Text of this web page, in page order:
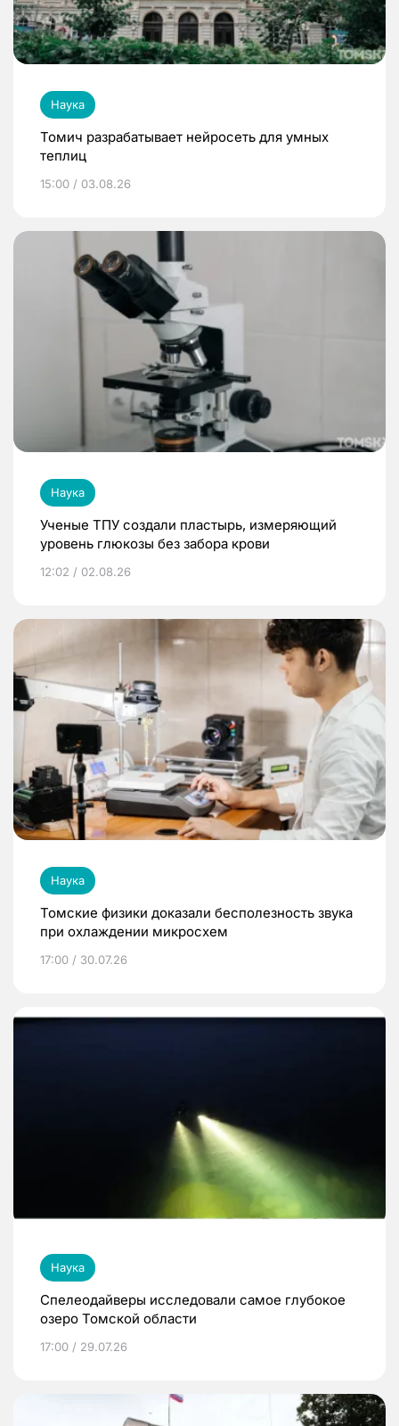
Наука
Томич разрабатывает нейросеть для умных
теплиц
15:00 / 03.08.26
Наука
Ученые ТПУ создали пластырь, измеряющий
уровень глюкозы без забора крови
12:02 / 02.08.26
Наука
Томские физики доказали бесполезность звука
при охлаждении микросхем
17:00 / 30.07.26
Наука
Спелеодайверы исследовали самое глубокое
озеро Томской области
17:00 / 29.07.26